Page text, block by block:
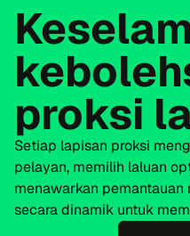
proksi
Setiap lapisan proksi
pelayan, memilih laluan
menawarkan
secara dinamik untuk